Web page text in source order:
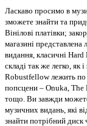
Ласкаво просимо в
зможете знайти та
Вінілові платівки;
магазині представлена
видання, класичні
складі так же легко, як
Robustfellow лежить по
попсцени – Onuka,
тощо. Ви завжди
музичних видань, які
знайти потрібний диск